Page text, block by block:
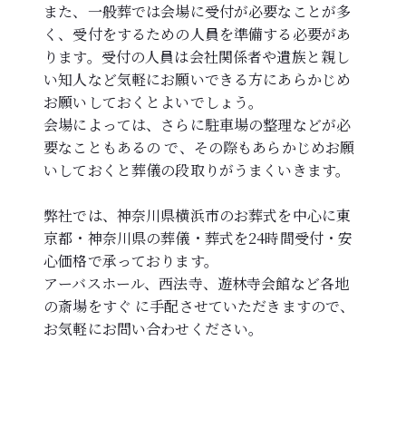
また、一般葬では会場に受付が必要なことが多
く、受付をするための人員を準備する必要があ
ります。受付の人員は会社関係者や遺族と親し
い知人など気軽にお願いできる方にあらかじめ
お願いしておくとよいでしょう。
会場によっては、さらに駐車場の整理などが必
要なこともあるの で、その際もあらかじめお願
いしておくと葬儀の段取りがうまくいきます。
弊社では、神奈川県横浜市のお葬式を中心に東
京都・神奈川県の葬儀・葬式を24時間受付・安
心価格で承っております。
アーバスホール、西法寺、遊林寺会館など各地
の斎場をすぐ に手配させていただきますので、
お気軽にお問い合わせください。